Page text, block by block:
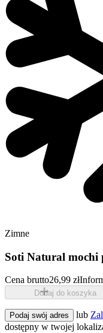
Zimne
Soti Natural mochi
Cena brutto26,99 zł
Dodaj do koszyka
Podaj swój adres lub
dostępny w twojej